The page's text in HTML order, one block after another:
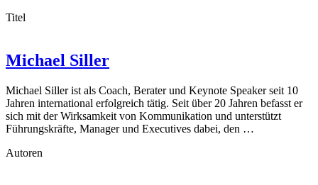
Titel
Michael Siller
Michael Siller ist als Coach, Berater und Keynote Speaker seit 10
Jahren international erfolgreich tätig. Seit über 20 Jahren befasst er
sich mit der Wirksamkeit von Kommunikation und unterstützt
Führungskräfte, Manager und Executives dabei, den …
Autoren